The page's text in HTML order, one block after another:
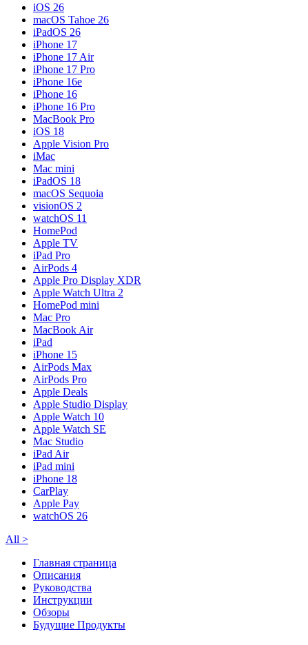
iOS 26
macOS Tahoe 26
iPadOS 26
iPhone 17
iPhone 17 Air
iPhone 17 Pro
iPhone 16e
iPhone 16
iPhone 16 Pro
MacBook Pro
iOS 18
Apple Vision Pro
iMac
Mac mini
iPadOS 18
macOS Sequoia
visionOS 2
watchOS 11
HomePod
Apple TV
iPad Pro
AirPods 4
Apple Pro Display XDR
Apple Watch Ultra 2
HomePod mini
Mac Pro
MacBook Air
iPad
iPhone 15
AirPods Max
AirPods Pro
Apple Deals
Apple Studio Display
Apple Watch 10
Apple Watch SE
Mac Studio
iPad Air
iPad mini
iPhone 18
CarPlay
Apple Pay
watchOS 26
All >
Главная страница
Описания
Руководства
Инструкции
Обзоры
Будущие Продукты